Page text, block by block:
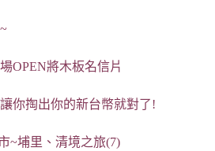
OPEN將木板名信片
你掏出你的新台幣就對了!